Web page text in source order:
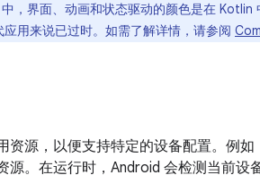
，界面、动画和状态驱动的颜色是在 Kotlin
应用来说已过时。如需了解详情，请参阅
资源，以便支持特定的设备配置。例
源。在运行时，Android 会检测当前设